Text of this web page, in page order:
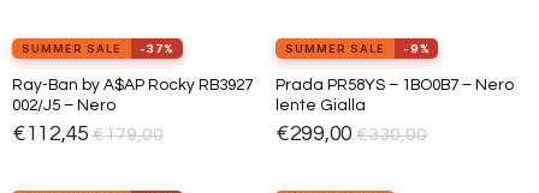
Aggiungi
SUMMER SALE -37%
Ray-Ban by A$AP Rocky RB3927
002/J5 – Nero
€112,45 €179,00
Aggiungi
ESAURITO
SUMMER SALE -9%
Prada PR58YS – 1BO0B7 – Nero
lente Gialla
€299,00 €330,00